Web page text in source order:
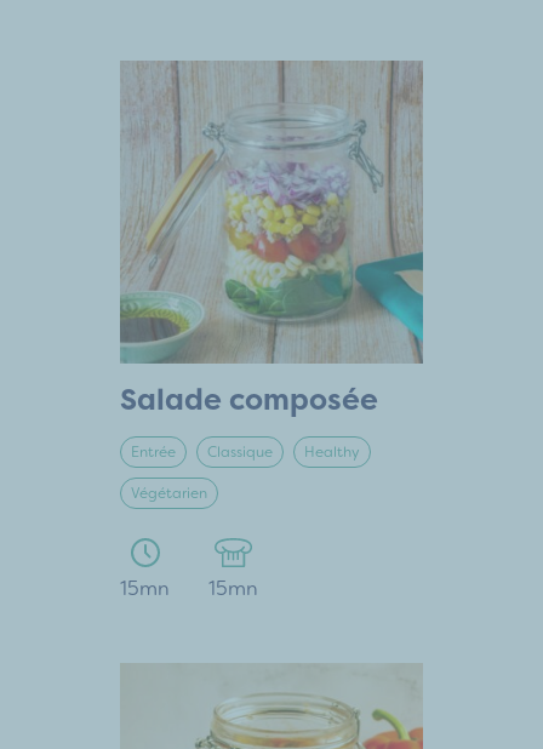
Salade composée
Entrée Classique Healthy
Végétarien
15mn 15mn